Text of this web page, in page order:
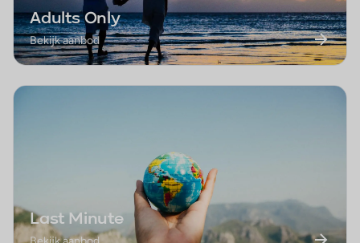
Adults Only
Bekijk aanbod
Last Minute